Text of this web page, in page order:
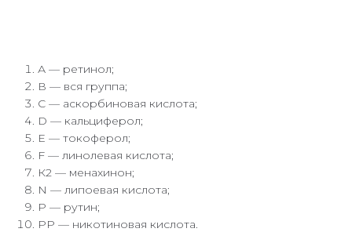
А — ретинол;
В — вся группа;
С — аскорбиновая кислота;
D — кальциферол;
Е — токоферол;
F — линолевая кислота;
К2 — менахинон;
N — липоевая кислота;
P — рутин;
PP — никотиновая кислота.